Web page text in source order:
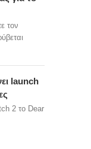
τον
launch
2 το Dear